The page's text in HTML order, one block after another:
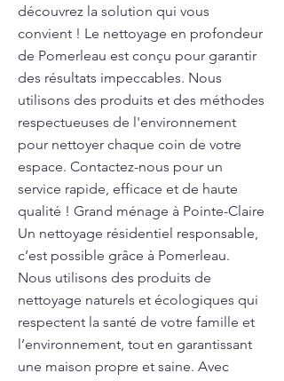
découvrez la solution qui vous
convient ! Le nettoyage en profondeur
de Pomerleau est conçu pour garantir
des résultats impeccables. Nous
utilisons des produits et des méthodes
respectueuses de l'environnement
pour nettoyer chaque coin de votre
espace. Contactez-nous pour un
service rapide, efficace et de haute
qualité ! Grand ménage à Pointe-Claire
Un nettoyage résidentiel responsable,
c’est possible grâce à Pomerleau.
Nous utilisons des produits de
nettoyage naturels et écologiques qui
respectent la santé de votre famille et
l’environnement, tout en garantissant
une maison propre et saine. Avec